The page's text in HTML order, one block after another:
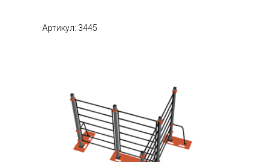
Артикул: 3445